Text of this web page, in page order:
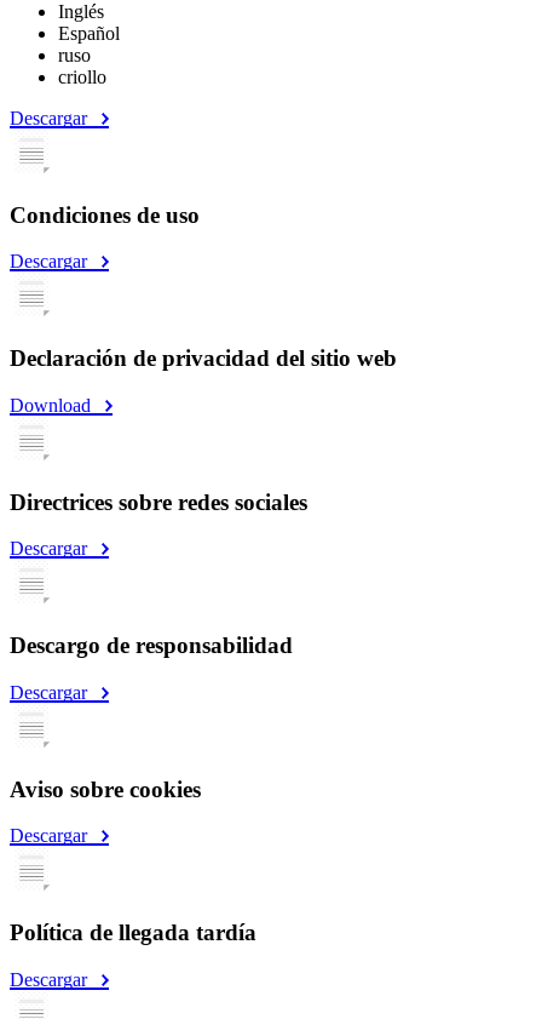
Inglés
Español
ruso
criollo
Descargar
Condiciones de uso
Descargar
Declaración de privacidad del sitio web
Download
Directrices sobre redes sociales
Descargar
Descargo de responsabilidad
Descargar
Aviso sobre cookies
Descargar
Política de llegada tardía
Descargar